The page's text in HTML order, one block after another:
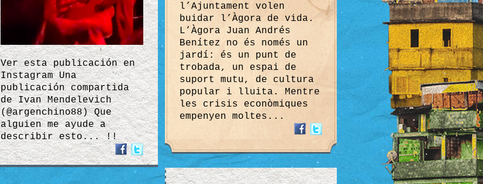
l’Ajuntament volen
buidar l’Àgora de vida.
L’Àgora Juan Andrés
Benítez no és només un
jardí: és un punt de
trobada, un espai de
suport mutu, de cultura
popular i lluita. Mentre
les crisis econòmiques
empenyen moltes...
Ver esta publicación en
Instagram Una
publicación compartida
de Ivan Mendelevich
(@argenchino88) Que
alguien me ayude a
describir esto... !!